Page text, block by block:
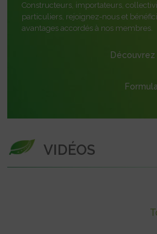
Constructeurs, importateurs,
particuliers, rejoignez-nous et
avantages accordés à nos membres.
VIDÉOS